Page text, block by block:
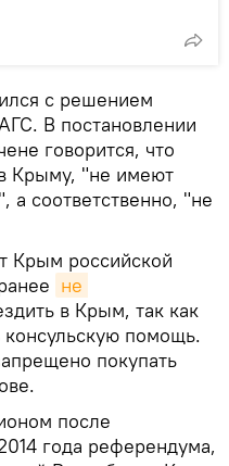
с решением
В постановлении
говорится, что
Крыму, "не имеют
а соответственно, "не
Крым российской
не
в Крым, так как
помощь.
покупать
после
года референдума,